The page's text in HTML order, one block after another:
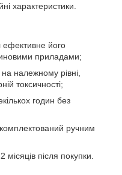
характеристики.
ефективне його
приладами;
належному рівні,
токсичності;
годин без
ручним
після покупки.